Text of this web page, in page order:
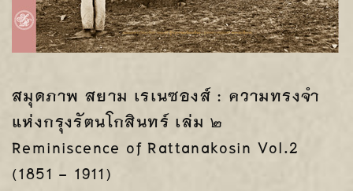
สมุดภาพ สยาม เรเนซองส์ : ความทรงจำ
แห่งกรุงรัตนโกสินทร์ เล่ม ๒
Reminiscence of Rattanakosin Vol.2
(1851 - 1911)